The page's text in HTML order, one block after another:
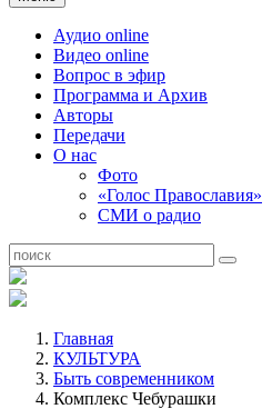
Аудио online
Видео online
Вопрос в эфир
Программа и Архив
Авторы
Передачи
О нас
Фото
«Голос Православия»
СМИ о радио
Главная
КУЛЬТУРА
Быть современником
Комплекс Чебурашки